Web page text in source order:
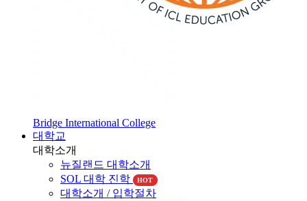
대학교
대학소개
뉴질랜드 대학소개
SOL 대학 진학
HOT
대학소개 / 입학절차
대학 패스웨이과정